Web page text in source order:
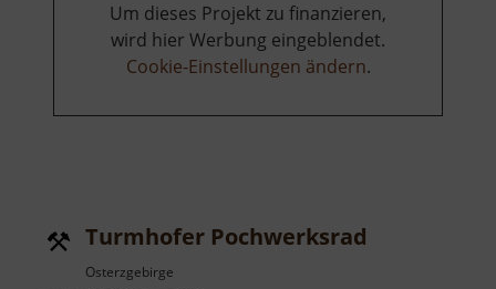
Um dieses Projekt zu finanzieren,
wird hier Werbung eingeblendet.
Cookie-Einstellungen ändern.
Turmhofer Pochwerksrad
Osterzgebirge